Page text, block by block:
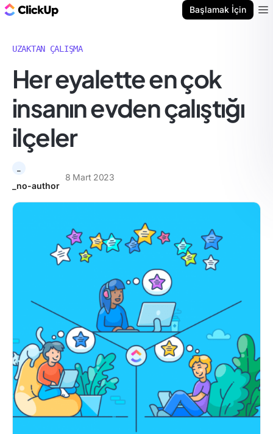
Başlamak İçin
UZAKTAN ÇALIŞMA
Her eyalette en çok
insanın evden çalıştığı
ilçeler
_no-author
8 Mart 2023